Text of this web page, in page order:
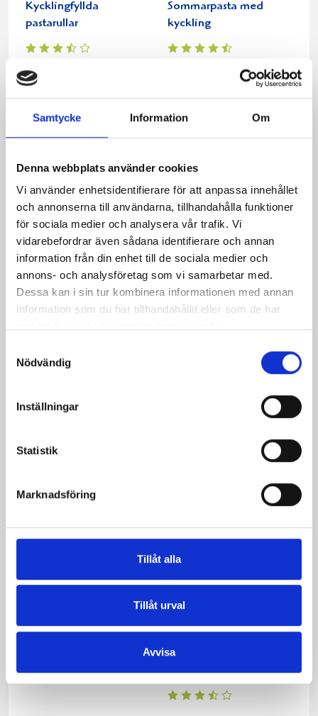
Samtycke Information Om
Denna webbplats använder cookies
Vi använder enhetsidentifierare för att anpassa innehållet
och annonserna till användarna, tillhandahålla funktioner
för sociala medier och analysera vår trafik. Vi
vidarebefordrar även sådana identifierare och annan
information från din enhet till de sociala medier och
annons- och analysföretag som vi samarbetar med.
Dessa kan i sin tur kombinera informationen med annan
information som du har tillhandahållit eller som de har
Nödvändig
Inställningar
Statistik
Marknadsföring
Tillåt alla
Tillåt urval
Avvisa
Kycklingfyllda
pastarullar
Sommarpasta med
kyckling
Kycklingfilé på
med smak av
Pastasallad med ruccola
Sallad med grillad
kycklingfilé